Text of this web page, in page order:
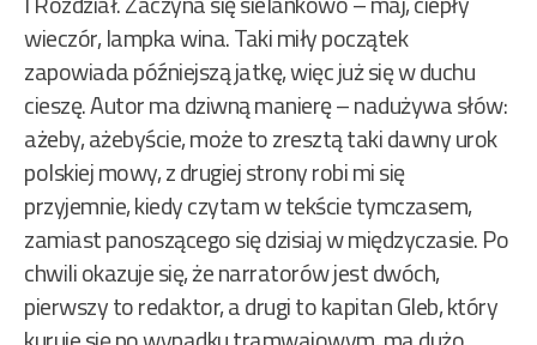
wieczór, lampka wina. Taki miły początek
zapowiada późniejszą jatkę, więc już się w duchu
cieszę. Autor ma dziwną manierę – nadużywa słów:
ażeby, ażebyście, może to zresztą taki dawny urok
polskiej mowy, z drugiej strony robi mi się
przyjemnie, kiedy czytam w tekście tymczasem,
zamiast panoszącego się dzisiaj w międzyczasie. Po
chwili okazuje się, że narratorów jest dwóch,
pierwszy to redaktor, a drugi to kapitan Gleb, który